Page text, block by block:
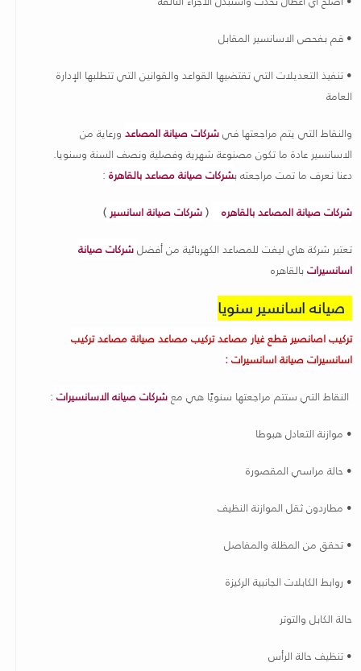
• قم بفحص الاسانسير المقابل
• تنفيذ التعديلات التي تقتضيها القواعد والقوانين التي تتطلبها الإدارة
العامة
والنقاط التي يتم مراجعتها فيشركات صيانة المصاعد ورعاية من
الاسانسير عادة ما تكون مصنوعة شهرية وفصلية ونصف السنة وسنويا.
دعنا نعرف ما تمت مراجعته بشركات صيانة مصاعد بالقاهرة :
( شركات صيانة اسانسير)
شركات صيانة المصاعد بالقاهره
تعتبر شركة هاي ليفت للمصاعد الكهربائية من أفضلشركات صيانة
اسانسيرات بالقاهره
صيانه اسانسير سنويا
تركيب اصانصير قطع غيار مصاعد تركيب مصاعد صيانة مصاعد تركيب
اسانسيرات صيانة اسانسيرات:
النقاط التي ستتم مراجعتها سنويًا هي معشركات صيانه الاسانسيرات :
• موازنة التعادل هبوطا
• حالة مراسي المقصورة
• مطاردون ثقل الموازنة النظيف
• تحقق من المظلة والمفاصل
• روابط الكابلات الجانبية الركيزة
حالة الكابل والتوتر
• تنظيف حالة الرأس